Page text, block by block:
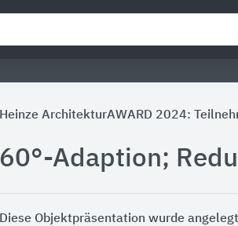
Heinze ArchitekturAWARD 2024:
60°-Adaption;
Diese Objektpräsentation wurde